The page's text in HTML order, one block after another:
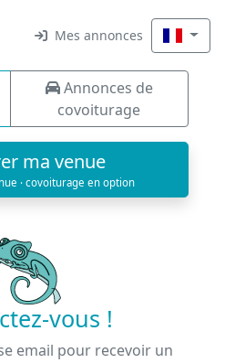
Mes annonces
Annonces de
covoiturage
ma venue
· covoiturage en option
vous !
email pour recevoir un